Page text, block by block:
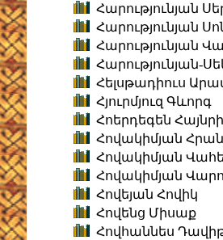
Հարությունյան
Հարությունյան
Հարությունյան
Հարությունյան-
Հելսթադիուս
Հյուրմյուզ Գևորգ
Հոերդեգեն
Հովակիմյան
Հովակիմյան Վահե
Հովակիմյան
Հովեյան Հովիկ
Հովենց Միսաք
Հովհաննես